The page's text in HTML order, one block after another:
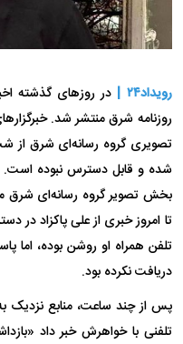
رویداد۲۴ |
در روز‌های گذشته
روزنامه شرق منتشر شد.
شده و قابل دسترس نبوده است.
تا امروز خبری از علی پاکزاد
تلفن همراه او روشن بوده، اما
دریافت نکرده بود.
پس از چند ساعت، منابع نزدیک
تلفنی با خواهرش خبر داد